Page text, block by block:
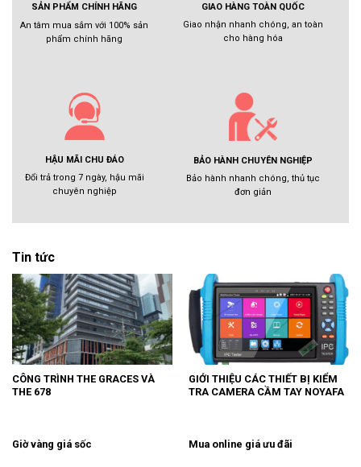
SẢN PHẨM CHÍNH HÃNG
An tâm mua sắm với 100% sản
phẩm chính hãng
GIAO HÀNG TOÀN QUỐC
Giao nhận nhanh chóng, an toàn
cho hàng hóa
HẬU MÃI CHU ĐÁO
Đổi trả trong 7 ngày, hậu mãi
chuyên nghiệp
BẢO HÀNH CHUYÊN NGHIỆP
Bảo hành nhanh chóng, thủ tục
đơn giản
Tin tức
CÔNG TRÌNH THE GRACES VÀ
THE 678
GIỚI THIỆU CÁC THIẾT BỊ KIỂM
TRA CAMERA CẦM TAY NOYAFA
Giờ vàng giá sốc Mua online giá ưu đãi